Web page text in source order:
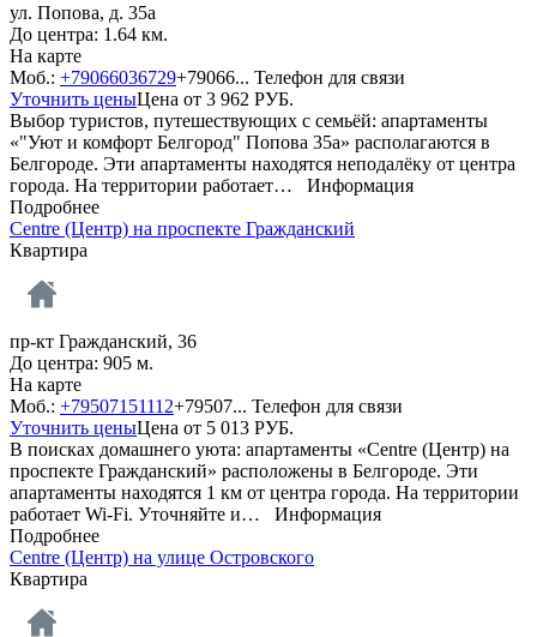
ул. Попова, д. 35а
До центра: 1.64 км.
На карте
Моб.: +79066036729+79066... Телефон для связи
Уточнить ценыЦена от 3 962 РУБ.
Выбор туристов, путешествующих с семьёй: апартаменты
«"Уют и комфорт Белгород" Попова 35а» располагаются в
Белгороде. Эти апартаменты находятся неподалёку от центра
города. На территории работает… Информация
Подробнее
Centre (Центр) на проспекте Гражданский
Квартира
пр-кт Гражданский, 36
До центра: 905 м.
На карте
Моб.: +79507151112+79507... Телефон для связи
Уточнить ценыЦена от 5 013 РУБ.
В поисках домашнего уюта: апартаменты «Centre (Центр) на
проспекте Гражданский» расположены в Белгороде. Эти
апартаменты находятся 1 км от центра города. На территории
работает Wi-Fi. Уточняйте и… Информация
Подробнее
Centre (Центр) на улице Островского
Квартира